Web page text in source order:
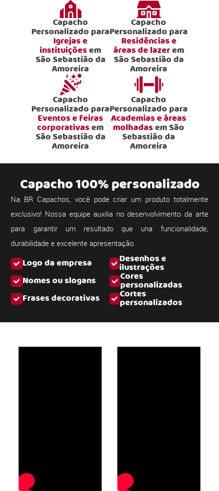
Capacho
Personalizado para
Igrejas e
instituiçõesem
São Sebastião da
Amoreira
Capacho
Personalizado para
Residências e
áreas de lazerem
São Sebastião da
Amoreira
Capacho
Personalizado para
Eventos e feiras
corporativasem
São Sebastião da
Amoreira
Capacho
Personalizado para
Academias e áreas
molhadasem São
Sebastião da
Amoreira
Logo da empresa Desenhos e
ilustrações
Nomes ou slogans
Cores
personalizadas
Frases decorativas
Cortes
personalizados
Capacho 100% personalizado
Na BR Capachos, você pode criar um produto totalmente
exclusivo! Nossa equipe auxilia no desenvolvimento da arte
para garantir um resultado que una funcionalidade,
durabilidade e excelente apresentação.